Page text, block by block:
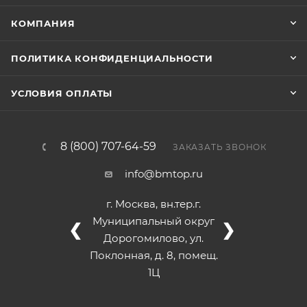
КОМПАНИЯ
ПОЛИТИКА КОНФИДЕНЦИАЛЬНОСТИ
УСЛОВИЯ ОПЛАТЫ
8 (800) 707-64-59 ЗАКАЗАТЬ ЗВОНОК
info@bmtop.ru
г. Москва, вн.тер.г.
Муниципальный округ
Дорогомилово, ул.
Поклонная, д. 8, помещ.
1Ц
❮ ❯